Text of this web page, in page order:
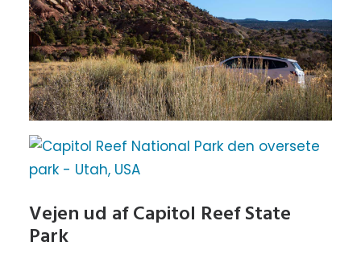
Vejen ud af Capitol Reef State
Park